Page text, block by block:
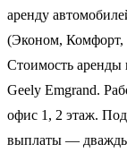
аренду
(Эконом, Комфорт,
Стоимость аренды
Geely Emgrand.
офис 1, 2 этаж.
выплаты —